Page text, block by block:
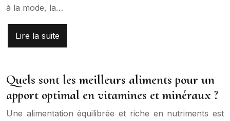
à la mode, la…
Lire la suite
Quels sont les meilleurs aliments pour un
apport optimal en vitamines et minéraux ?
Une alimentation équilibrée et riche en nutriments est